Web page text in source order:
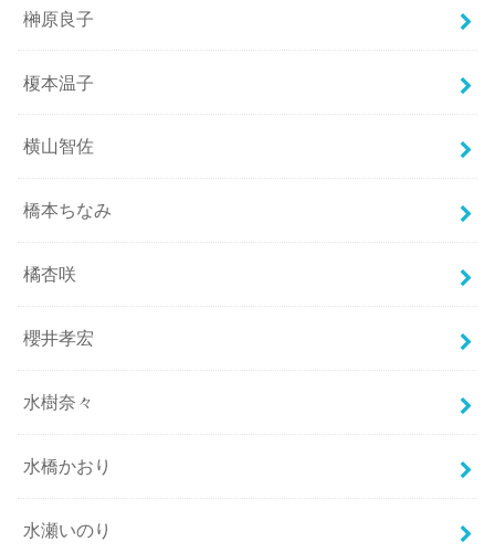
榊原良子
榎本温子
横山智佐
橋本ちなみ
橘杏咲
櫻井孝宏
水樹奈々
水橋かおり
水瀬いのり